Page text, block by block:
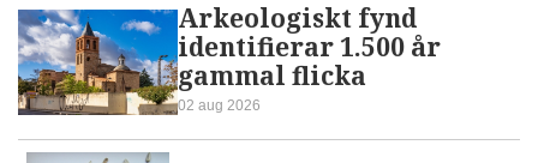
Arkeologiskt fynd
identifierar 1.500 år
gammal flicka
02 aug 2026